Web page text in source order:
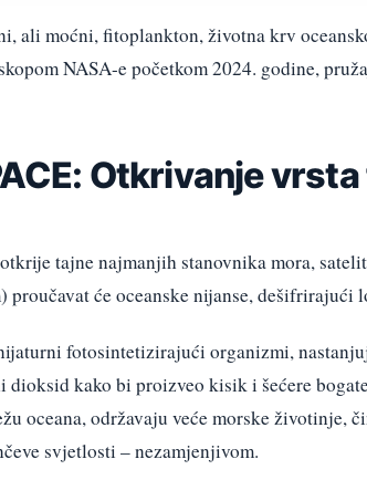
ali moćni, fitoplankton, životna krv
NASA-e početkom 2024. godine,
Otkrivanje
tajne najmanjih stanovnika mora,
proučavat će oceanske nijanse,
fotosintetizirajući organizmi,
kako bi proizveo kisik i šećere
oceana, održavaju veće morske životinje,
svjetlosti – nezamjenjivom.